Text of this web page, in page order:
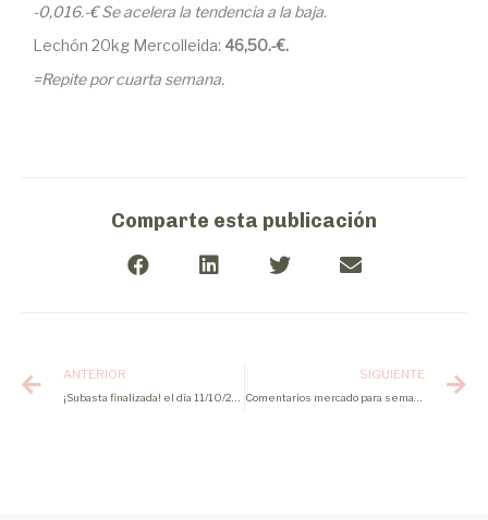
-0,016.-€ Se acelera la tendencia a la baja.
Lechón 20kg Mercolleida: 46,50.-€.
=Repite por cuarta semana.
Comparte esta publicación
ANTERIOR SIGUIENTE